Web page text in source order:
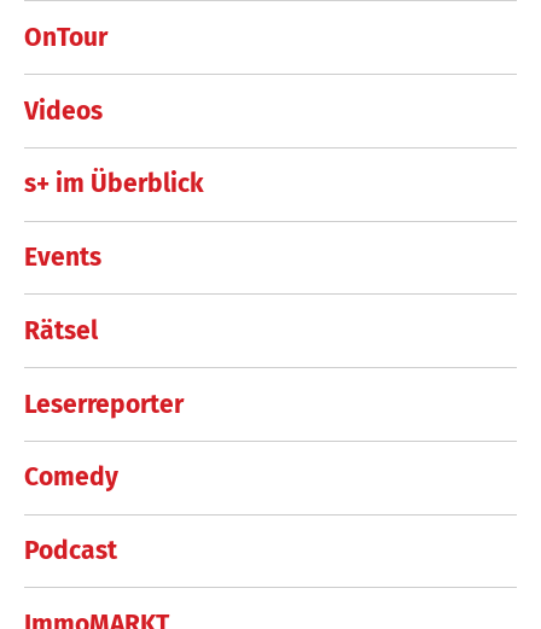
OnTour
Videos
s+ im Überblick
Events
Rätsel
Leserreporter
Comedy
Podcast